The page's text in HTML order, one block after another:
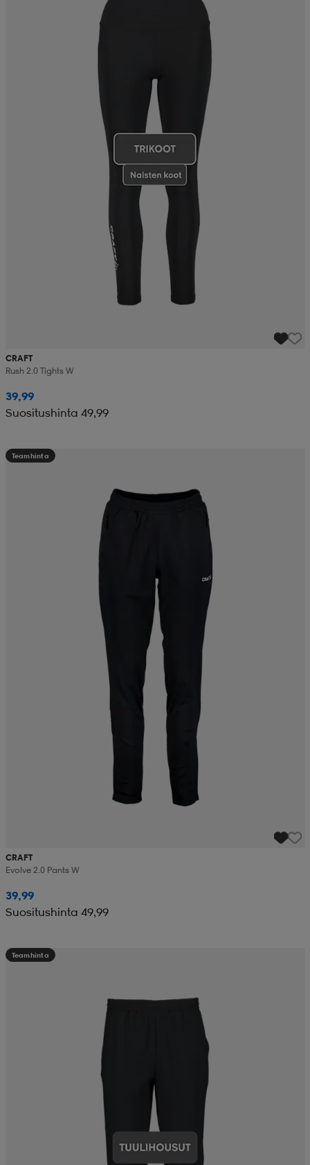
CRAFT
Rush 2.0 Tights W
39,99
Suositushinta 49,99
Teamhinta
CRAFT
Evolve 2.0 Pants W
39,99
Suositushinta 49,99
Teamhinta